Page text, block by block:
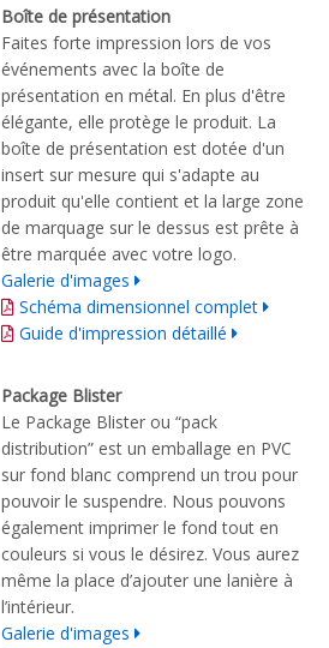
Boîte de présentation
Faites forte impression lors de vos
événements avec la boîte de
présentation en métal. En plus d'être
élégante, elle protège le produit. La
boîte de présentation est dotée d'un
insert sur mesure qui s'adapte au
produit qu'elle contient et la large zone
de marquage sur le dessus est prête à
être marquée avec votre logo.
Galerie d'images
Schéma dimensionnel complet
Guide d'impression détaillé
Package Blister
Le Package Blister ou “pack
distribution” est un emballage en PVC
sur fond blanc comprend un trou pour
pouvoir le suspendre. Nous pouvons
également imprimer le fond tout en
couleurs si vous le désirez. Vous aurez
même la place d’ajouter une lanière à
l’intérieur.
Galerie d'images